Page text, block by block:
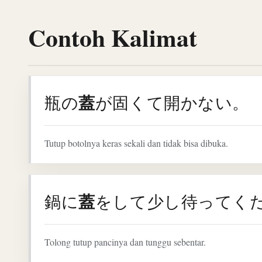
Contoh Kalimat
瓶の蓋が固くて開かない。
Tutup botolnya keras sekali dan tidak bisa dibuka.
鍋に蓋をして少し待ってく
Tolong tutup pancinya dan tunggu sebentar.